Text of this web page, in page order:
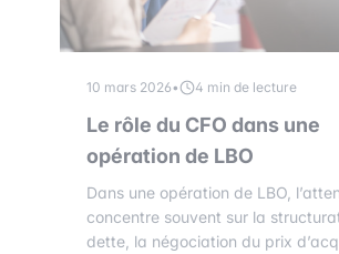
10 mars 2026• 4 min de lecture
Le rôle du CFO dans une
opération de LBO
Dans une opération de LBO,
concentre souvent sur la
dette, la négociation du prix